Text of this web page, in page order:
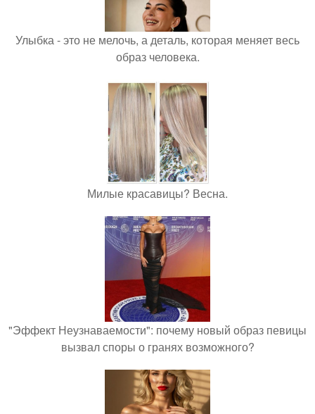
Улыбка - это не мелочь, а деталь, которая меняет весь
образ человека.
Милые красавицы? Весна.
"Эффект Неузнаваемости": почему новый образ певицы
вызвал споры о гранях возможного?